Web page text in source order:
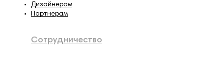
Дизайнерам
Партнерам
Сотрудничество